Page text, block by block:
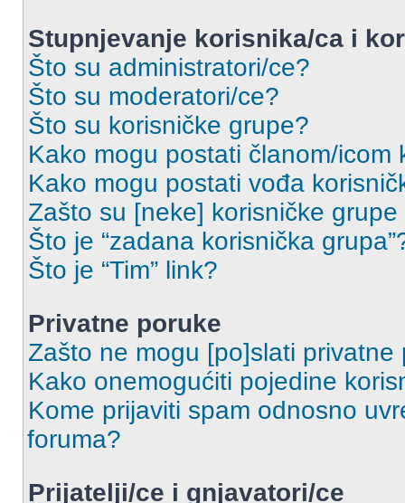
Stupnjevanje korisnika/ca i
Što su administratori/ce?
Što su moderatori/ce?
Što su korisničke grupe?
Kako mogu postati članom/icom
Kako mogu postati vođa
Zašto su [neke] korisničke
Što je “zadana korisnička
Što je “Tim” link?
Privatne poruke
Zašto ne mogu [po]slati privatne
Kako onemogućiti pojedine
Kome prijaviti spam odnosno
foruma?
Prijatelji/ce i gnjavatori/ce